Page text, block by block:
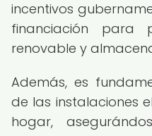
incentivos
financiación para
renovable y
Además, es
de las instalaciones
hogar,